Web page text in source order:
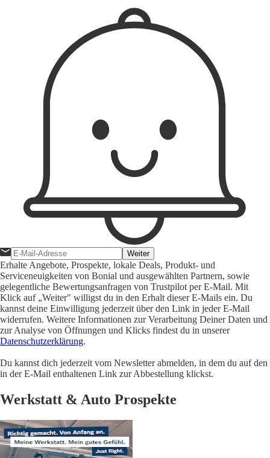
Weiter
Erhalte Angebote, Prospekte, lokale Deals, Produkt- und
Serviceneuigkeiten von Bonial und ausgewählten Partnern, sowie
gelegentliche Bewertungsanfragen von Trustpilot per E-Mail. Mit
Klick auf „Weiter" willigst du in den Erhalt dieser E-Mails ein. Du
kannst deine Einwilligung jederzeit über den Link in jeder E-Mail
widerrufen. Weitere Informationen zur Verarbeitung Deiner Daten und
zur Analyse von Öffnungen und Klicks findest du in unserer
Datenschutzerklärung.
Du kannst dich jederzeit vom Newsletter abmelden, in dem du auf den
in der E-Mail enthaltenen Link zur Abbestellung klickst.
Werkstatt & Auto Prospekte